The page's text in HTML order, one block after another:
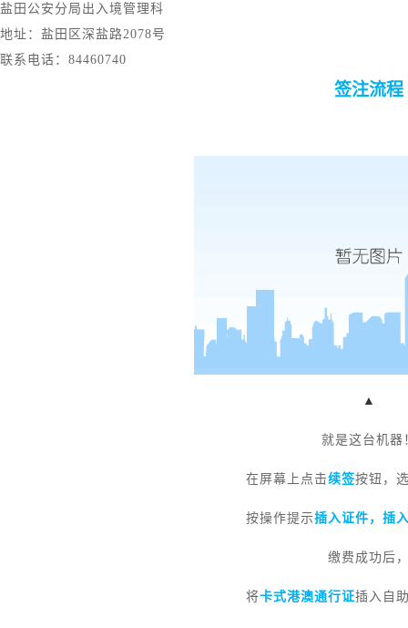
盐田公安分局出入境管理科
地址：盐田区深盐路2078号
联系电话： 84460740
签注流程
▲
就是这台机器
在屏幕上点击续签按钮，
按操作提示插入证件，插
缴费成功后
将卡式港澳通行证插入自